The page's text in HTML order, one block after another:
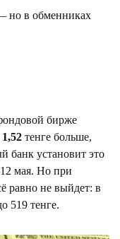
но в обменниках
бирже
1,52 тенге больше,
банк установит это
мая. Но при
равно не выйдет: в
519 тенге.